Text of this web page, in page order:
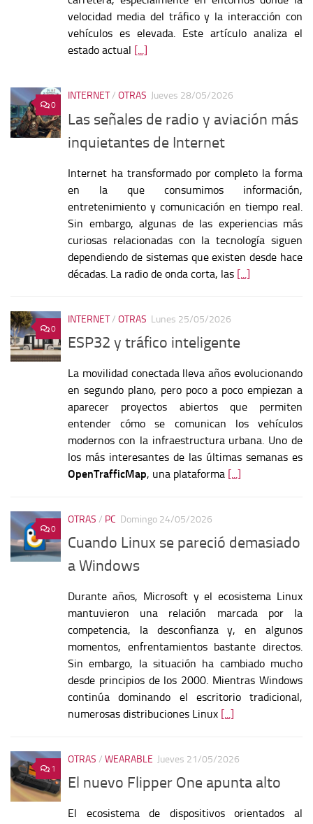
velocidad media del tráfico y la interacción con
vehículos es elevada. Este artículo analiza el
estado actual [...]
0
INTERNET/ OTRAS Jueves 28/05/2026
Las señales de radio y aviación más
inquietantes de Internet
Internet ha transformado por completo la forma
en la que consumimos información,
entretenimiento y comunicación en tiempo real.
Sin embargo, algunas de las experiencias más
curiosas relacionadas con la tecnología siguen
dependiendo de sistemas que existen desde hace
décadas. La radio de onda corta, las [...]
0
INTERNET/ OTRAS Lunes 25/05/2026
ESP32 y tráfico inteligente
La movilidad conectada lleva años evolucionando
en segundo plano, pero poco a poco empiezan a
aparecer proyectos abiertos que permiten
entender cómo se comunican los vehículos
modernos con la infraestructura urbana. Uno de
los más interesantes de las últimas semanas es
OpenTrafficMap, una plataforma [...]
0
OTRAS / PC Domingo 24/05/2026
Cuando Linux se pareció demasiado
a Windows
Durante años, Microsoft y el ecosistema Linux
mantuvieron una relación marcada por la
competencia, la desconfianza y, en algunos
momentos, enfrentamientos bastante directos.
Sin embargo, la situación ha cambiado mucho
desde principios de los 2000. Mientras Windows
continúa dominando el escritorio tradicional,
numerosas distribuciones Linux [...]
1
OTRAS / WEARABLE Jueves 21/05/2026
El nuevo Flipper One apunta alto
El ecosistema de dispositivos orientados al